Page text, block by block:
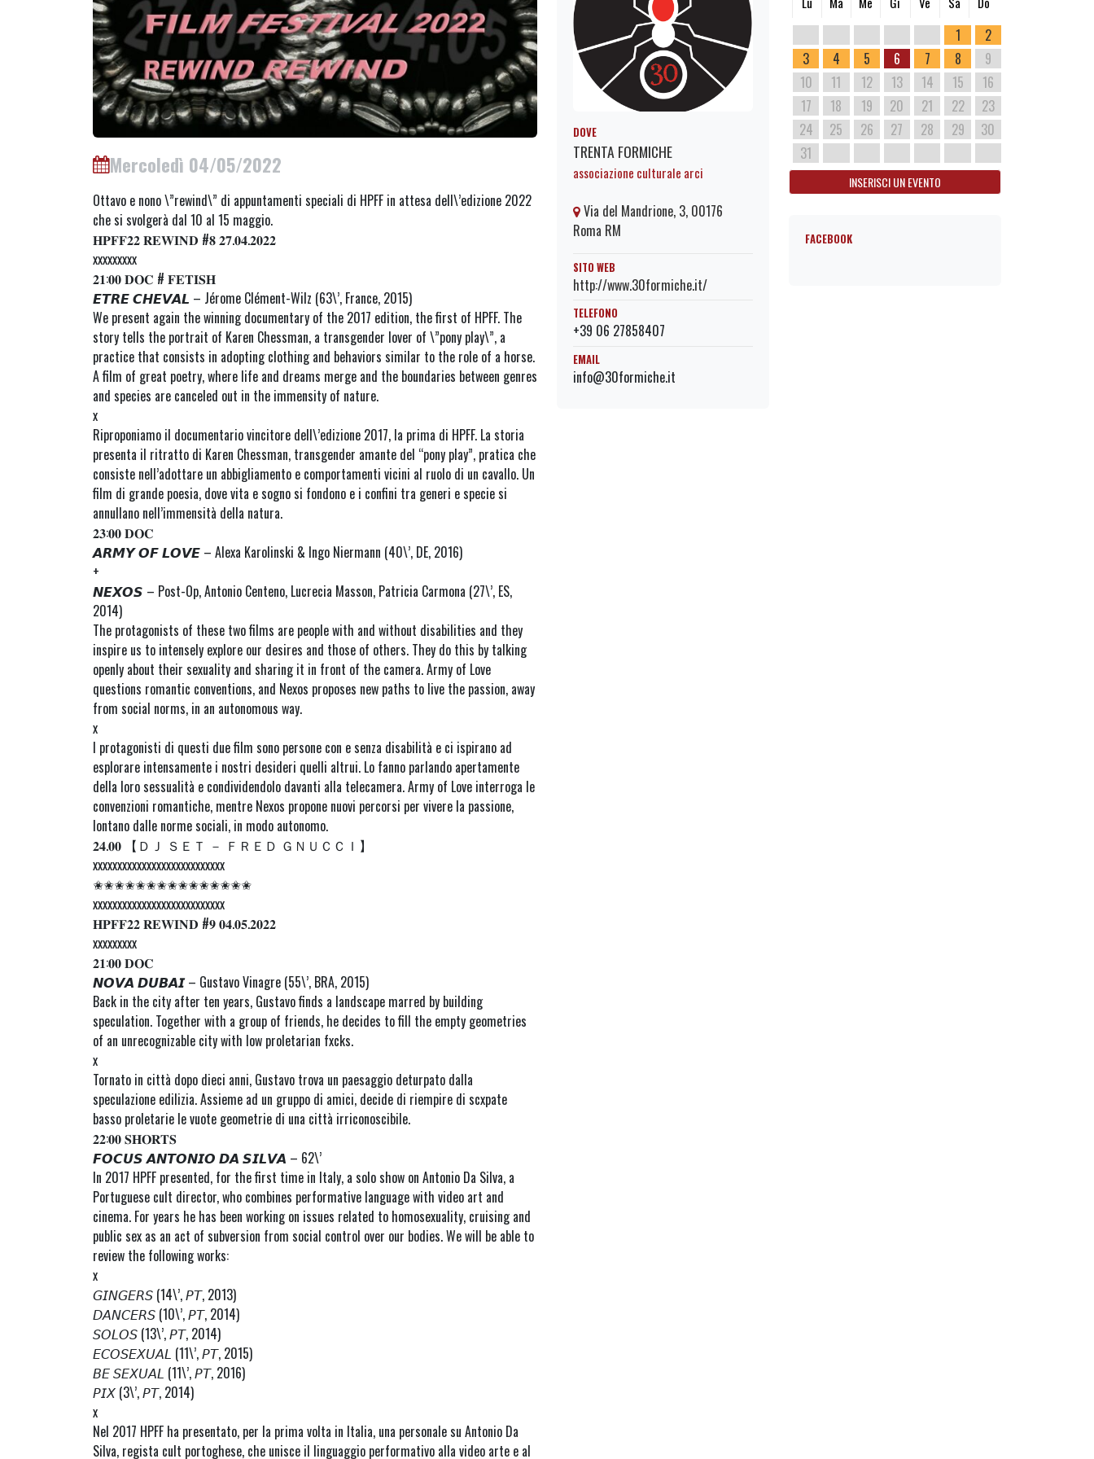
Mercoledì 04/05/2022
Ottavo e nono \”rewind\” di appuntamenti speciali di HPFF in attesa dell\’edizione 2022
che si svolgerà dal 10 al 15 maggio.
𝐇𝐏𝐅𝐅𝟐𝟐 𝐑𝐄𝐖𝐈𝐍𝐃 #𝟖 𝟐𝟕.𝟎𝟒.𝟐𝟎𝟐𝟐
xxxxxxxxx
𝟐𝟏:𝟎𝟎 𝐃𝐎𝐂 # 𝐅𝐄𝐓𝐈𝐒𝐇
𝙀𝙏𝙍𝙀 𝘾𝙃𝙀𝙑𝘼𝙇 – Jérome Clément-Wilz (63\’, France, 2015)
We present again the winning documentary of the 2017 edition, the first of HPFF. The
story tells the portrait of Karen Chessman, a transgender lover of \”pony play\”, a
practice that consists in adopting clothing and behaviors similar to the role of a horse.
A film of great poetry, where life and dreams merge and the boundaries between genres
and species are canceled out in the immensity of nature.
x
Riproponiamo il documentario vincitore dell\’edizione 2017, la prima di HPFF. La storia
presenta il ritratto di Karen Chessman, transgender amante del “pony play”, pratica che
consiste nell’adottare un abbigliamento e comportamenti vicini al ruolo di un cavallo. Un
film di grande poesia, dove vita e sogno si fondono e i confini tra generi e specie si
annullano nell’immensità della natura.
𝟐𝟑:𝟎𝟎 𝐃𝐎𝐂
𝘼𝙍𝙈𝙔 𝙊𝙁 𝙇𝙊𝙑𝙀 – Alexa Karolinski & Ingo Niermann (40\’, DE, 2016)
+
𝙉𝙀𝙓𝙊𝙎 – Post-Op, Antonio Centeno, Lucrecia Masson, Patricia Carmona (27\’, ES,
2014)
The protagonists of these two films are people with and without disabilities and they
inspire us to intensely explore our desires and those of others. They do this by talking
openly about their sexuality and sharing it in front of the camera. Army of Love
questions romantic conventions, and Nexos proposes new paths to live the passion, away
from social norms, in an autonomous way.
x
I protagonisti di questi due film sono persone con e senza disabilità e ci ispirano ad
esplorare intensamente i nostri desideri quelli altrui. Lo fanno parlando apertamente
della loro sessualità e condividendolo davanti alla telecamera. Army of Love interroga le
convenzioni romantiche, mentre Nexos propone nuovi percorsi per vivere la passione,
lontano dalle norme sociali, in modo autonomo.
𝟐𝟒.𝟎𝟎 【ＤＪ ＳＥＴ － ＦＲＥＤ ＧＮＵＣＣＩ】
xxxxxxxxxxxxxxxxxxxxxxxxxxx
✬✬✬✬✬✬✬✬✬✬✬✬✬✬✬
xxxxxxxxxxxxxxxxxxxxxxxxxxx
𝐇𝐏𝐅𝐅𝟐𝟐 𝐑𝐄𝐖𝐈𝐍𝐃 #𝟗 𝟎𝟒.𝟎𝟓.𝟐𝟎𝟐𝟐
xxxxxxxxx
𝟐𝟏:𝟎𝟎 𝐃𝐎𝐂
𝙉𝙊𝙑𝘼 𝘿𝙐𝘽𝘼𝙄 – Gustavo Vinagre (55\’, BRA, 2015)
Back in the city after ten years, Gustavo finds a landscape marred by building
speculation. Together with a group of friends, he decides to fill the empty geometries
of an unrecognizable city with low proletarian fxcks.
x
Tornato in città dopo dieci anni, Gustavo trova un paesaggio deturpato dalla
speculazione edilizia. Assieme ad un gruppo di amici, decide di riempire di scxpate
basso proletarie le vuote geometrie di una città irriconoscibile.
𝟐𝟐:𝟎𝟎 𝐒𝐇𝐎𝐑𝐓𝐒
𝙁𝙊𝘾𝙐𝙎 𝘼𝙉𝙏𝙊𝙉𝙄𝙊 𝘿𝘼 𝙎𝙄𝙇𝙑𝘼 – 62\’
In 2017 HPFF presented, for the first time in Italy, a solo show on Antonio Da Silva, a
Portuguese cult director, who combines performative language with video art and
cinema. For years he has been working on issues related to homosexuality, cruising and
public sex as an act of subversion from social control over our bodies. We will be able to
review the following works:
x
𝘎𝘐𝘕𝘎𝘌𝘙𝘚 (14\’, 𝘗𝘛, 2013)
𝘋𝘈𝘕𝘊𝘌𝘙𝘚 (10\’, 𝘗𝘛, 2014)
𝘚𝘖𝘓𝘖𝘚 (13\’, 𝘗𝘛, 2014)
𝘌𝘊𝘖𝘚𝘌𝘟𝘜𝘈𝘓 (11\’, 𝘗𝘛, 2015)
𝘉𝘌 𝘚𝘌𝘟𝘜𝘈𝘓 (11\’, 𝘗𝘛, 2016)
𝘗𝘐𝘟 (3\’, 𝘗𝘛, 2014)
x
Nel 2017 HPFF ha presentato, per la prima volta in Italia, una personale su Antonio Da
Silva, regista cult portoghese, che unisce il linguaggio performativo alla video arte e al
DOVE
TRENTA FORMICHE
associazione culturale arci
Via del Mandrione, 3, 00176
Roma RM
SITO WEB
http://www.30formiche.it/
TELEFONO
+39 06 27858407
EMAIL
info@30formiche.it
1
2
3
4 5 6 7 8
9
10
11 12 13 14 15
16
17
18 19 20 21 22
23
24
25 26 27 28 29
30
31
INSERISCI UN EVENTO
FACEBOOK